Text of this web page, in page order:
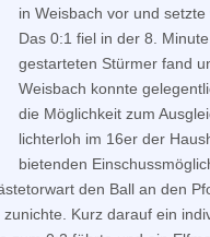
in Weisbach vor und
Das 0:1 fiel in der 8.
gestarteten Stürmer fand
Weisbach konnte
die Möglichkeit zum
lichterloh im 16er der
bietenden
den Ball an den
Kurz darauf ein